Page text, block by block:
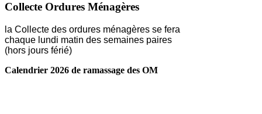
Collecte Ordures Ménagères
la Collecte des ordures ménagères se fera
chaque lundi matin des semaines paires
(hors jours férié)
Calendrier 2026 de ramassage des OM